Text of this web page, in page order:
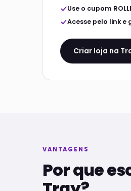
Use o cupom
Acesse pelo link
Criar loja na
VANTAGENS
Por que